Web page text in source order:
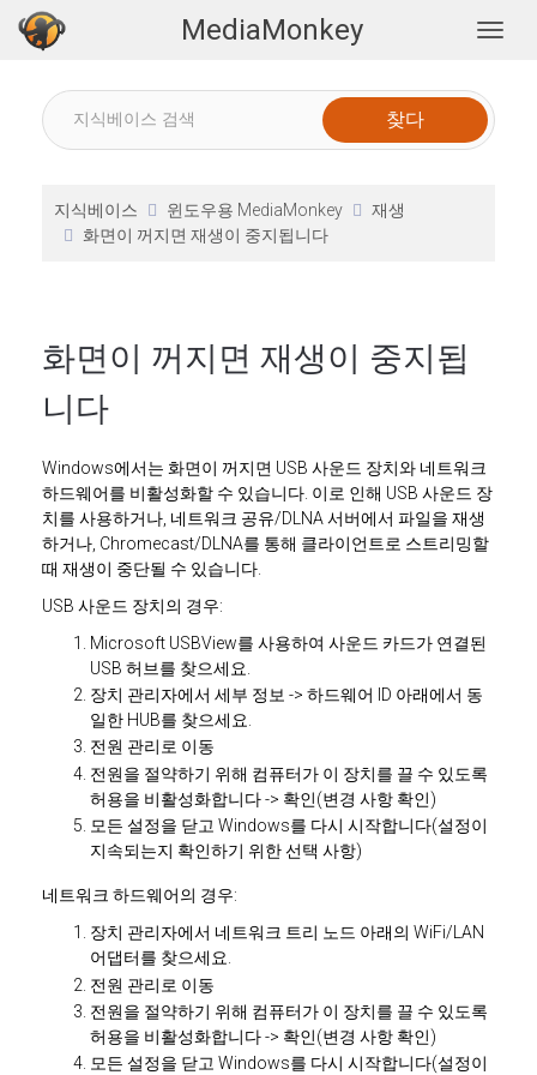
MediaMonkey
지식베이스 윈도우용 MediaMonkey
재생
화면이 꺼지면 재생이 중지됩니다
화면이 꺼지면 재생이 중지됩
니다
Windows에서는 화면이 꺼지면 USB 사운드 장치와 네트워크
하드웨어를 비활성화할 수 있습니다. 이로 인해 USB 사운드 장
치를 사용하거나, 네트워크 공유/DLNA 서버에서 파일을 재생
하거나, Chromecast/DLNA를 통해 클라이언트로 스트리밍할
때 재생이 중단될 수 있습니다.
USB 사운드 장치의 경우:
Microsoft USBView를 사용하여 사운드 카드가 연결된
USB 허브를 찾으세요.
장치 관리자에서 세부 정보 -> 하드웨어 ID 아래에서 동
일한 HUB를 찾으세요.
전원 관리로 이동
전원을 절약하기 위해 컴퓨터가 이 장치를 끌 수 있도록
허용을 비활성화합니다 -> 확인(변경 사항 확인)
모든 설정을 닫고 Windows를 다시 시작합니다(설정이
지속되는지 확인하기 위한 선택 사항)
네트워크 하드웨어의 경우:
장치 관리자에서 네트워크 트리 노드 아래의 WiFi/LAN
어댑터를 찾으세요.
전원 관리로 이동
전원을 절약하기 위해 컴퓨터가 이 장치를 끌 수 있도록
허용을 비활성화합니다 -> 확인(변경 사항 확인)
모든 설정을 닫고 Windows를 다시 시작합니다(설정이